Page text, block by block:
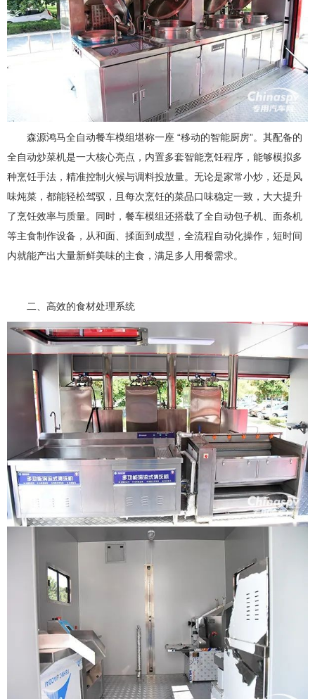
森源鸿马全自动餐车模组堪称一座 “移动的智能厨房”。其配备的
全自动炒菜机是一大核心亮点，内置多套智能烹饪程序，能够模拟多
种烹饪手法，精准控制火候与调料投放量。无论是家常小炒，还是风
味炖菜，都能轻松驾驭，且每次烹饪的菜品口味稳定一致，大大提升
了烹饪效率与质量。同时，餐车模组还搭载了全自动包子机、面条机
等主食制作设备，从和面、揉面到成型，全流程自动化操作，短时间
内就能产出大量新鲜美味的主食，满足多人用餐需求。
二、高效的食材处理系统